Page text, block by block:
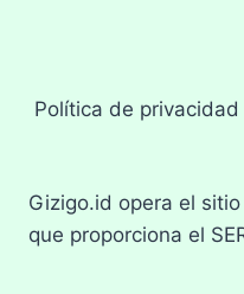
Política de privacidad
Gizigo.id opera el
que proporciona el